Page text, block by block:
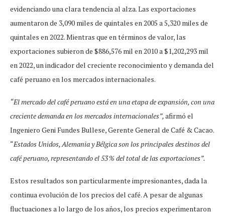
evidenciando una clara tendencia al alza. Las exportaciones
aumentaron de 3,090 miles de quintales en 2005 a 5,320 miles de
quintales en 2022. Mientras que en términos de valor, las
exportaciones subieron de $886,576 mil en 2010 a $1,202,293 mil
en 2022, un indicador del creciente reconocimiento y demanda del
café peruano en los mercados internacionales.
“El mercado del café peruano está en una etapa de expansión, con una
creciente demanda en los mercados internacionales”, afirmó el
Ingeniero Geni Fundes Bullese, Gerente General de Café & Cacao.
“Estados Unidos, Alemania y Bélgica son los principales destinos del
café peruano, representando el 53 % del total de las exportaciones”.
Estos resultados son particularmente impresionantes, dada la
continua evolución de los precios del café. A pesar de algunas
fluctuaciones a lo largo de los años, los precios experimentaron